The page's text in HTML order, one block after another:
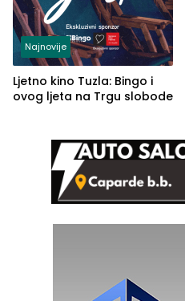
Najnovije
Ljetno kino Tuzla: Bingo i
ovog ljeta na Trgu slobode